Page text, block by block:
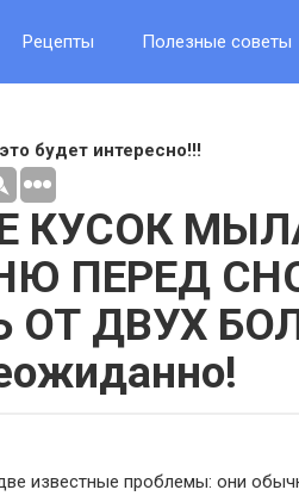
Рецепты Полезные советы
будет интересно!!!
КУСОК
ПЕРЕД
ОТ ДВУХ
известные проблемы: они